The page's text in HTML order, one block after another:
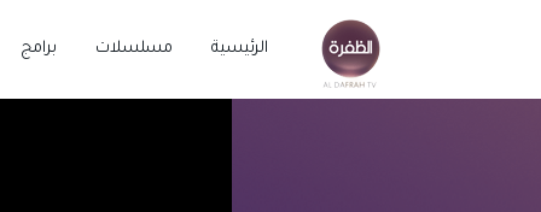
الرئيسية مسلسلات برامج